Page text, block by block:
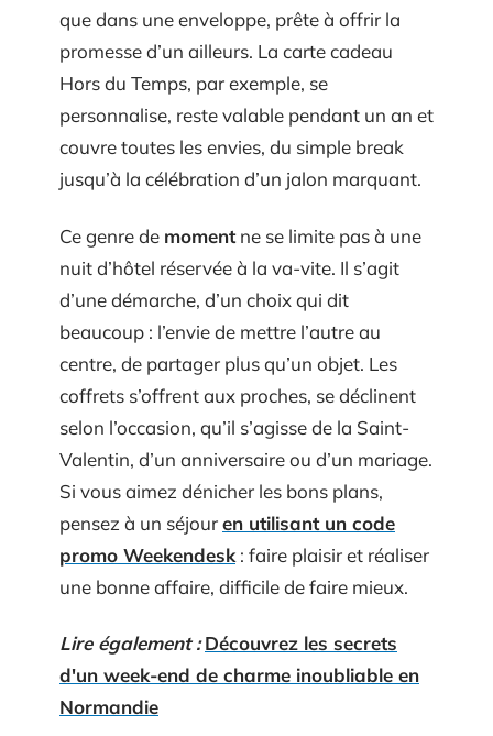
que dans une enveloppe, prête à offrir la
promesse d’un ailleurs. La carte cadeau
Hors du Temps, par exemple, se
personnalise, reste valable pendant un an et
couvre toutes les envies, du simple break
jusqu’à la célébration d’un jalon marquant.
Ce genre de momentne se limite pas à une
nuit d’hôtel réservée à la va-vite. Il s’agit
d’une démarche, d’un choix qui dit
beaucoup : l’envie de mettre l’autre au
centre, de partager plus qu’un objet. Les
coffrets s’offrent aux proches, se déclinent
selon l’occasion, qu’il s’agisse de la Saint-
Valentin, d’un anniversaire ou d’un mariage.
Si vous aimez dénicher les bons plans,
pensez à un séjouren utilisant un code
promo Weekendesk : faire plaisir et réaliser
une bonne affaire, difficile de faire mieux.
Lire également : Découvrez les secrets
d'un week-end de charme inoubliable en
Normandie